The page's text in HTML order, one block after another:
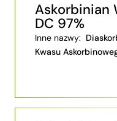
Askorbinian
DC 97%
Inne nazwy:
Kwasu